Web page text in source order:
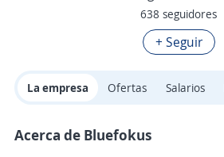
638 seguidores
+ Seguir
La empresa Ofertas Salarios
Acerca de Bluefokus